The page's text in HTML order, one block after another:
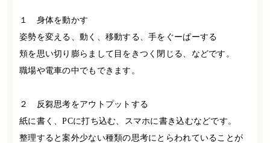
１ 身体を動かす
姿勢を変える、動く、移動する、手をぐーぱーする
頬を思い切り膨らまして目をきつく閉じる、などです。
職場や電車の中でもできます。
２ 反芻思考をアウトプットする
紙に書く、PCに打ち込む、スマホに書き込むなどです。
整理すると案外少ない種類の思考にとらわれていることが